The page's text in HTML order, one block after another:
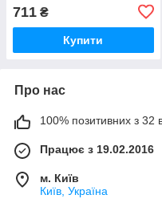
711 ₴
Купити
Про нас
100% позитивних з 32
Працює з 19.02.2016
м. Київ
Київ, Україна